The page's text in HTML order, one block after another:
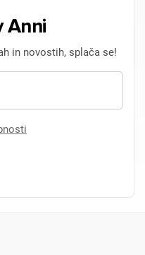
Anni
in novostih, splača se!